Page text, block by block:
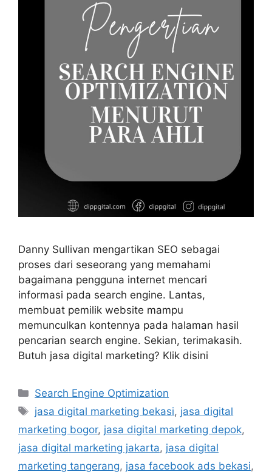
Danny Sullivan mengartikan SEO sebagai
proses dari seseorang yang memahami
bagaimana pengguna internet mencari
informasi pada search engine. Lantas,
membuat pemilik website mampu
memunculkan kontennya pada halaman hasil
pencarian search engine. Sekian, terimakasih.
Butuh jasa digital marketing? Klik disini
Search Engine Optimization
jasa digital marketing bekasi, jasa digital
marketing bogor, jasa digital marketing depok,
jasa digital marketing jakarta, jasa digital
marketing tangerang, jasa facebook ads bekasi,